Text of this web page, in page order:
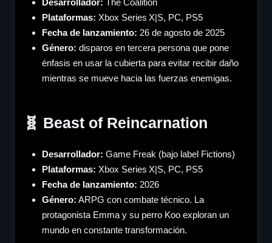
Desarrollador: The Coalition
Plataformas: Xbox Series X|S, PC, PS5
Fecha de lanzamiento: 26 de agosto de 2025
Género: disparos en tercera persona que pone
énfasis en usar la cubierta para evitar recibir daño
mientras se mueve hacia las fuerzas enemigas.
🧬 Beast of Reincarnation
Desarrollador: Game Freak (bajo label Fictions)
Plataformas: Xbox Series X|S, PC, PS5
Fecha de lanzamiento: 2026
Género: ARPG con combate técnico. La
protagonista Emma y su perro Koo exploran un
mundo en constante transformación.